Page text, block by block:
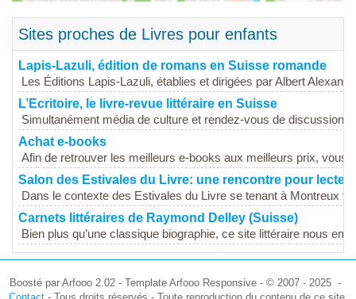
Sites proches de Livres pour enfants
Lapis-Lazuli, édition de romans en Suisse romande
Les Éditions Lapis-Lazuli, établies et dirigées par Albert
L’Ecritoire, le livre-revue littéraire en Suisse
Simultanément média de culture et rendez-vous de discussion
Achat e-books
Afin de retrouver les meilleurs e-books aux meilleurs prix, vous
Salon des Estivales du Livre: une rencontre pour
Dans le contexte des Estivales du Livre se tenant à Montreux
Carnets littéraires de Raymond Delley (Suisse)
Bien plus qu’une classique biographie, ce site littéraire nous
Boosté par Arfooo 2.02 - Template Arfooo Responsive - © 2007 - 2025 -